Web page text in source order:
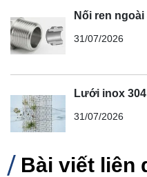
Nối ren ngoài
31/07/2026
Lưới inox
31/07/2026
Bài viết liên